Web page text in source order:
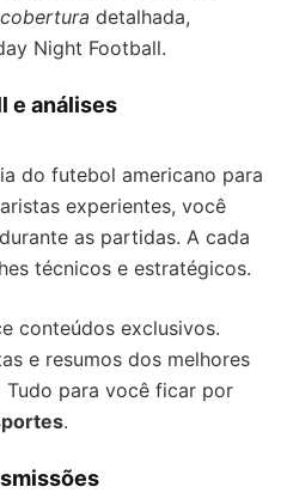
cobertura detalhada,
Night Football.
e análises
do futebol americano para
experientes, você
as partidas. A cada
técnicos e estratégicos.
conteúdos exclusivos.
e resumos dos melhores
Tudo para você ficar por
.